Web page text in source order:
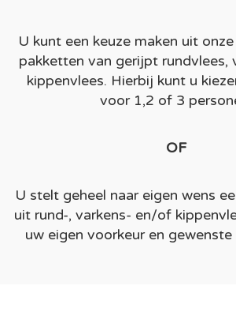
U kunt een keuze maken uit
pakketten van gerijpt rundvlees,
kippenvlees. Hierbij kunt u
voor 1,2 of 3
OF
U stelt geheel naar eigen wens
uit rund-, varkens- en/of
uw eigen voorkeur en